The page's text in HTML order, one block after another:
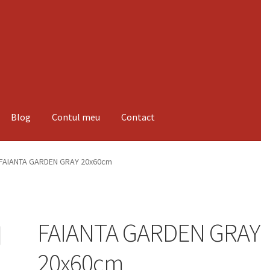
Blog Contul meu Contact
noi Informatii Magazin
GARDEN GRAY 20x60cm
FAIANTA GARDEN GRAY
20x60cm